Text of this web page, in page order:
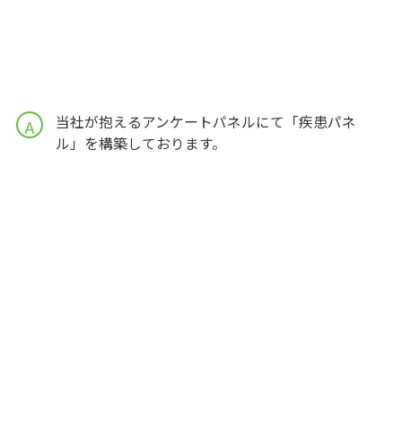
A
当社が抱えるアンケートパネルにて「疾患パネ
ル」を構築しております。